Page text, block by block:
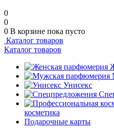
0
0
0 В корзине пока пусто
Каталог товаров
Каталог товаров
Унисекс
косметика
Подарочные карты